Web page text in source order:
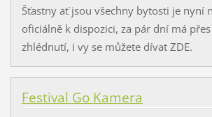
Šťastny ať jsou všechny bytosti je nyní
oficiálně k dispozici, za pár dní má
zhlédnutí, i vy se můžete dívat ZDE.
Festival Go Kamera